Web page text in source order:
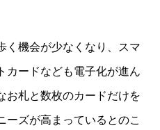
く機会が少なくなり、スマ
カードなども電子化が進ん
お札と数枚のカードだけを
ーズが高まっているとのこ